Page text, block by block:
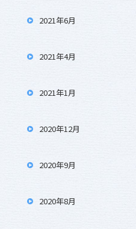
2021年6月
2021年4月
2021年1月
2020年12月
2020年9月
2020年8月